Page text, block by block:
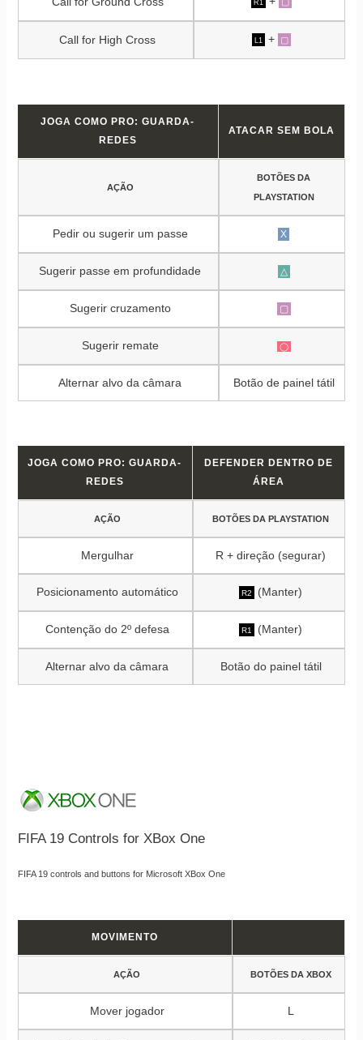
R1
Call for High Cross L1 + ▢
JOGA COMO PRO: GUARDA-
REDES
ATACAR SEM BOLA
AÇÃO
BOTÕES DA
PLAYSTATION
Pedir ou sugerir um passe X
Sugerir passe em profundidade △
Sugerir cruzamento ▢
Sugerir remate ◯
Alternar alvo da câmara Botão de painel tátil
JOGA COMO PRO: GUARDA-
REDES
DEFENDER DENTRO DE
ÁREA
AÇÃO BOTÕES DA PLAYSTATION
Mergulhar R + direção (segurar)
Posicionamento automático R2 (Manter)
Contenção do 2º defesa R1 (Manter)
Alternar alvo da câmara Botão do painel tátil
FIFA 19 Controls for XBox One
FIFA 19 controls and buttons for Microsoft XBox One
MOVIMENTO
AÇÃO BOTÕES DA XBOX
Mover jogador L